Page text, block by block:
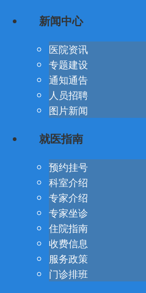
新闻中心
医院资讯
专题建设
通知通告
人员招聘
图片新闻
就医指南
预约挂号
科室介绍
专家介绍
专家坐诊
住院指南
收费信息
服务政策
门诊排班